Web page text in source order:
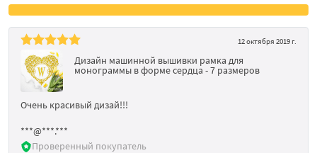
12 октября 2019 г.
Дизайн машинной вышивки рамка для
монограммы в форме сердца - 7 размеров
Очень красивый дизай!!!
***@***.***
Проверенный покупатель